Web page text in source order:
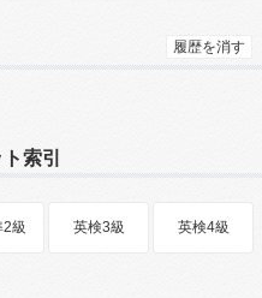
履歴を消す
索引
2級 英検3級 英検4級